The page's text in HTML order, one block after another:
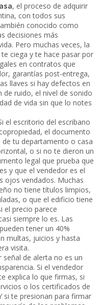
, el proceso de adquirir
con todos sus
conocido como
decisiones más
Pero muchas veces, la
ciega y te hace pasar por
en contratos que
, garantías post-entrega,
llaves si hay defectos en
de ruido, el nivel de sonido
de vida sin que lo notes
el escritorio del escribano
, el documento
tu departamento o casa
, o si no te dieron un
legal que prueba que
y que el vendedor es el
ojos vendados. Muchas
no tiene títulos limpios,
o que el edificio tiene
el precio parece
siempre lo es. Las
tener un 40%
multas, juicios y hasta
visita.
de alerta no es un
Si el vendedor
explica lo que firmas, si
o los certificados de
si te presionan para firmar